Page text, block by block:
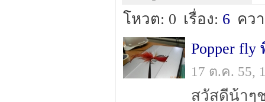
โหวต: 0 เรื่อง: 6 คว
Popper
17 ต.ค. 55,